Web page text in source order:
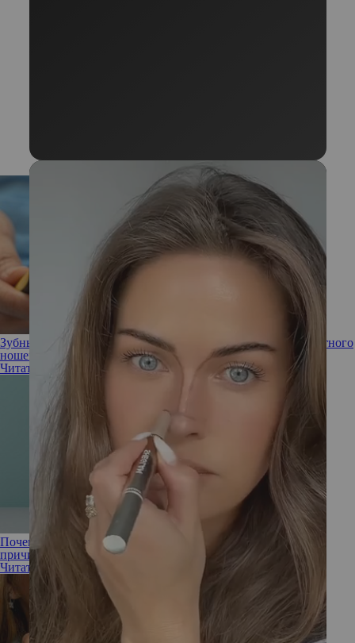
Зубные протезы: современные варианты и секреты комфортного
ношения
Читать полностью
Почему зубы могут разрушаться изнутри? Эксперт назвала
причину
Читать полностью